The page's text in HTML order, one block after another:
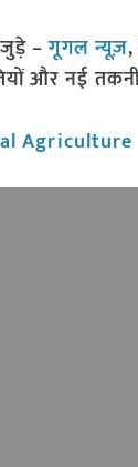
–गूगल न्यूज़
और नई
Agriculture